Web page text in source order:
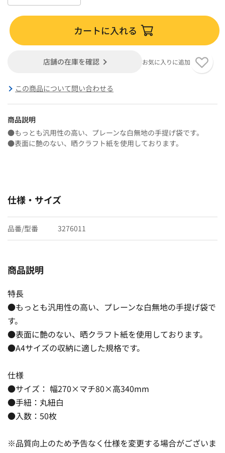
カートに入れる
店舗の在庫を確認 お気に入りに追加
この商品について問い合わせる
商品説明
●もっとも汎用性の高い、プレーンな白無地の手提げ袋です。
●表面に艶のない、晒クラフト紙を使用しております。
仕様・サイズ
品番/型番 3276011
商品説明
特長
●もっとも汎用性の高い、プレーンな白無地の手提げ袋で
す。
●表面に艶のない、晒クラフト紙を使用しております。
●A4サイズの収納に適した規格です。
仕様
●サイズ： 幅270×マチ80×高340mm
●手紐：丸紐白
●入数：50枚
※品質向上のため予告なく仕様を変更する場合がございま